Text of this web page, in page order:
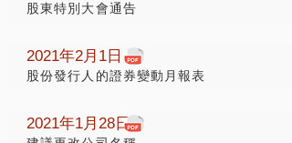
股東特別大會通告
2021年2月1日
股份發行人的證券變動月報表
2021年1月28日